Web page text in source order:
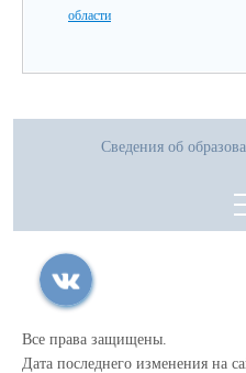
области
Сведения об
Все права защищены.
Дата последнего изменения на